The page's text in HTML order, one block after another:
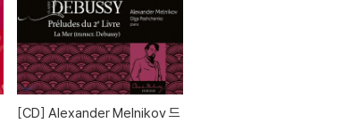
[CD] Alexander Melnikov 드